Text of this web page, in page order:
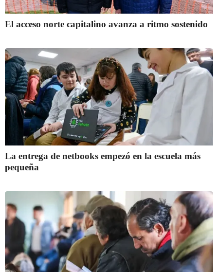
El acceso norte capitalino avanza a ritmo sostenido
La entrega de netbooks empezó en la escuela más
pequeña